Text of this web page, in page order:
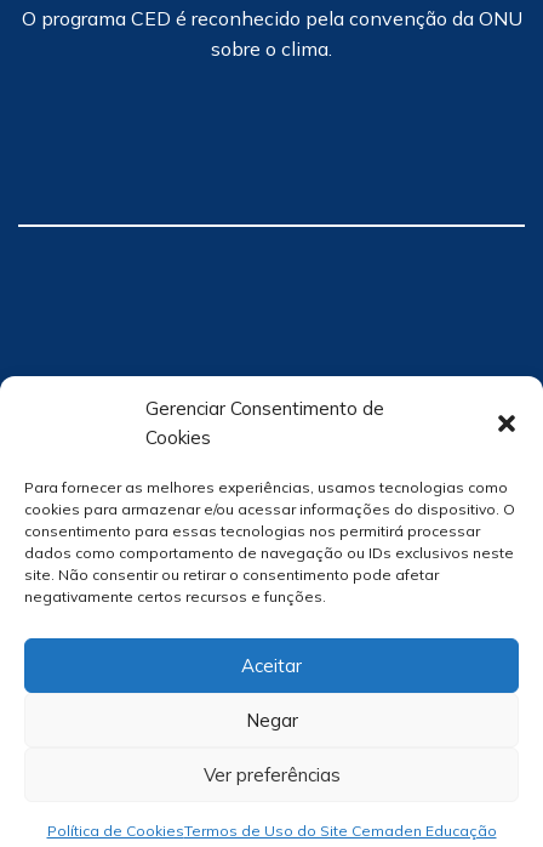
Gerenciar Consentimento de
Cookies
Para fornecer as melhores experiências, usamos tecnologias como
cookies para armazenar e/ou acessar informações do dispositivo. O
consentimento para essas tecnologias nos permitirá processar
dados como comportamento de navegação ou IDs exclusivos neste
site. Não consentir ou retirar o consentimento pode afetar
negativamente certos recursos e funções.
Aceitar
Negar
Ver preferências
Política de CookiesTermos de Uso do Site Cemaden Educação
O programa CED é reconhecido pela convenção da ONU
sobre o clima.